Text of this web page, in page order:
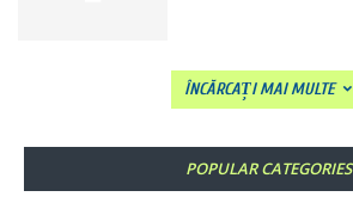
ÎNCĂRCAȚI MAI MULTE
POPULAR CATEGORIES